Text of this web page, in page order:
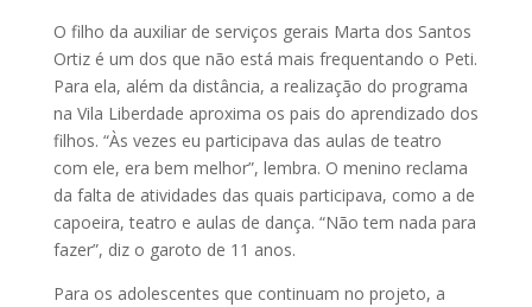
O filho da auxiliar de serviços gerais Marta dos Santos
Ortiz é um dos que não está mais frequentando o Peti.
Para ela, além da distância, a realização do programa
na Vila Liberdade aproxima os pais do aprendizado dos
filhos. “Às vezes eu participava das aulas de teatro
com ele, era bem melhor”, lembra. O menino re­­­clama
da falta de atividades das quais participava, como a de
capoeira, teatro e aulas de dança. “Não tem nada para
fazer”, diz o garoto de 11 anos.
Para os adolescentes que continuam no projeto, a